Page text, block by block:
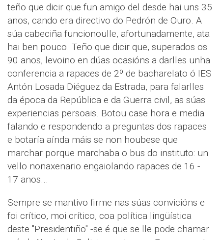
teño que dicir que fun amigo del desde hai uns 35
anos, cando era directivo do Pedrón de Ouro. A
súa cabeciña funcionoulle, afortunadamente, ata
hai ben pouco. Teño que dicir que, superados os
90 anos, levoino en dúas ocasións a darlles unha
conferencia a rapaces de 2º de bacharelato ó IES
Antón Losada Diéguez da Estrada, para falarlles
da época da República e da Guerra civil, as súas
experiencias persoais. Botou case hora e media
falando e respondendo a preguntas dos rapaces
e botaría aínda máis se non houbese que
marchar porque marchaba o bus do instituto: un
vello nonaxenario engaiolando rapaces de 16 -
17 anos...
Sempre se mantivo firme nas súas convicións e
foi crítico, moi crítico, coa política lingüística
deste "Presidentiño" -se é que se lle pode chamar